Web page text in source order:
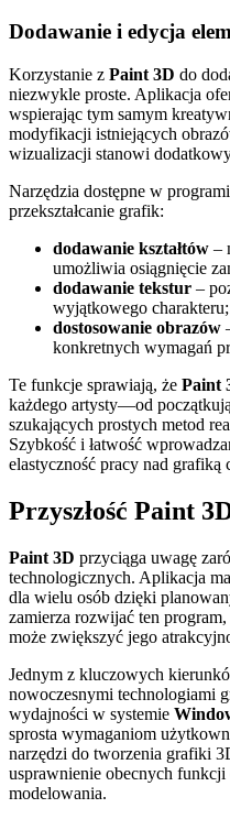
Dodawanie i edycja
Korzystanie z Paint 3D do
niezwykle proste. Aplikacja
wspierając tym samym
modyfikacji istniejących
wizualizacji stanowi
Narzędzia dostępne w
przekształcanie grafik:
dodawanie kształtów –
umożliwia osiągnięcie
dodawanie tekstur –
wyjątkowego charakteru;
dostosowanie obrazów
konkretnych wymagań
Te funkcje sprawiają, że Paint
każdego artysty—od
szukających prostych metod
Szybkość i łatwość
elastyczność pracy nad grafiką
Przyszłość Paint
Paint 3D przyciąga uwagę
technologicznych. Aplikacja
dla wielu osób dzięki
zamierza rozwijać ten
może zwiększyć jego
Jednym z kluczowych
nowoczesnymi technologiami
wydajności w systemie
sprosta wymaganiom
narzędzi do tworzenia grafiki
usprawnienie obecnych
modelowania.